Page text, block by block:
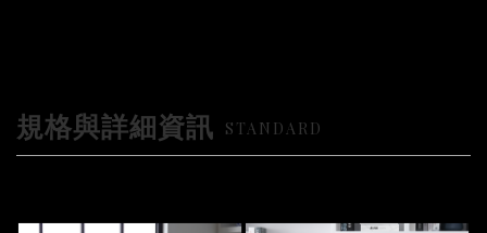
規格與詳細資訊 STANDARD